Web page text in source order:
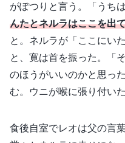
がぽつりと言う。「うち
んたとネルラはここを出
と。ネルラが「ここにい
と、寛は首を振った。「
のほうがいいのかと思っ
む。ウニが喉に張り付いた
食後自室でレオは父の言